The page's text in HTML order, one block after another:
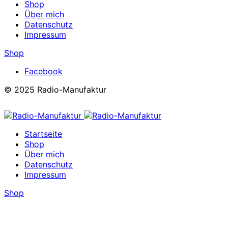
Shop
Über mich
Datenschutz
Impressum
Shop
Facebook
© 2025 Radio-Manufaktur
Startseite
Shop
Über mich
Datenschutz
Impressum
Shop